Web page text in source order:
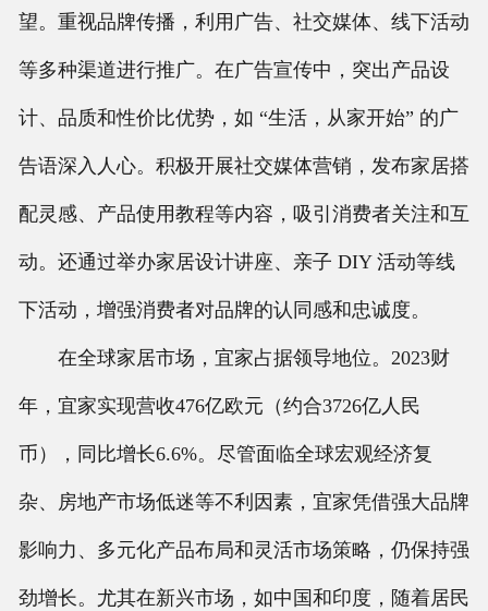
望。重视品牌传播，利用广告、社交媒体、线下活动
等多种渠道进行推广。在广告宣传中，突出产品设
计、品质和性价比优势，如 “生活，从家开始” 的广
告语深入人心。积极开展社交媒体营销，发布家居搭
配灵感、产品使用教程等内容，吸引消费者关注和互
动。还通过举办家居设计讲座、亲子 DIY 活动等线
下活动，增强消费者对品牌的认同感和忠诚度。
在全球家居市场，宜家占据领导地位。2023财
年，宜家实现营收476亿欧元（约合3726亿人民
币），同比增长6.6%。尽管面临全球宏观经济复
杂、房地产市场低迷等不利因素，宜家凭借强大品牌
影响力、多元化产品布局和灵活市场策略，仍保持强
劲增长。尤其在新兴市场，如中国和印度，随着居民